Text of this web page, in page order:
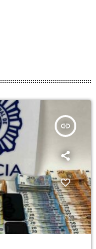
insert_link